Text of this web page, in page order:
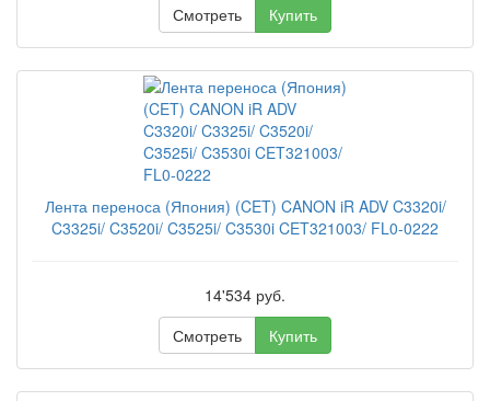
Смотреть
Купить
Лента переноса (Япония) (CET) CANON iR ADV C3320i/
C3325i/ C3520i/ C3525i/ C3530i CET321003/ FL0-0222
14'534 руб.
Смотреть
Купить